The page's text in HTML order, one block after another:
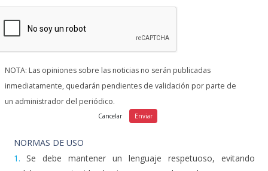
palabras o contenido abusivo, amenazador u obsceno.